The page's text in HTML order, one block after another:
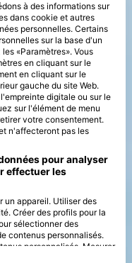
à des informations sur
dans cookie et autres
personnelles. Certains
sur la base d'un
«Paramètres». Vous
en cliquant sur le
en cliquant sur le
gauche du site Web.
digitale ou sur le
sur l'élément de menu
votre consentement.
n'affecteront pas les
pour analyser
effectuer les
un appareil. Utiliser des
Créer des profils pour la
sélectionner des
contenus personnalisés.
personnalisés. Mesurer